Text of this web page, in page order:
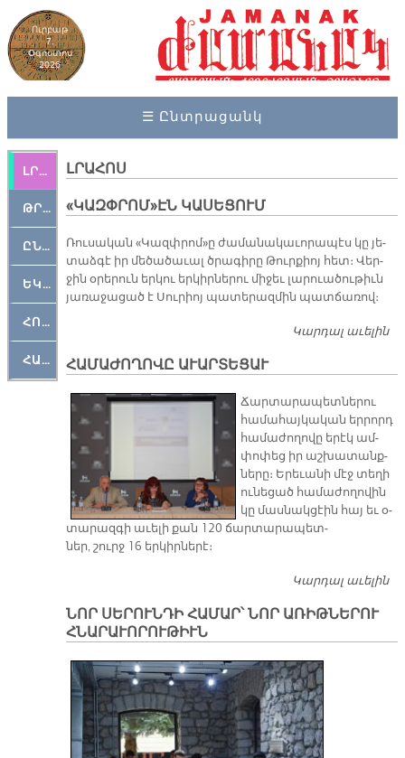
Ուրբաթ
7,
Օգոստոս
2026
☰ Ընտրացանկ
ԼՐԱՀՈՍ
ԹՐՔԱՀԱՅ ԿԵԱՆՔ
ԸՆԿԵՐԱՄՇԱԿՈՒԹԱՅԻՆ
ԵԿԵՂԵՑԱԿԱՆ
ՀՈԳԵՄՏԱՒՈՐ
ՀԱՐԹԱԿ
ԼՐԱՀՈՍ
«ԿԱԶՓՐՈՄ»ԷՆ ԿԱՍԵՑՈՒՄ
Ռու­սա­կան «Կազփ­րոմ»ը ժա­մա­նա­կա­ւո­րա­պէս կը յե­
տաձ­գէ իր մե­ծա­ծա­ւալ ծրա­գի­րը Թուր­քիոյ հետ։ Վեր­
ջին օ­րե­րուն եր­կու եր­կիր­նե­րու մի­ջեւ լա­րուա­ծու­թիւն
յա­ռա­ջա­ցած է Սու­րիոյ պա­տե­րազ­մին պատ­ճա­ռով։
Կարդալ աւելին
ՀԱՄԱԺՈՂՈՎԸ ԱՒԱՐՏԵՑԱՒ
Ճար­տա­րա­պետ­նե­րու
հա­մա­հայ­կա­կան եր­րորդ
հա­մա­ժո­ղո­վը ե­րէկ ամ­
փո­փեց իր աշ­խա­տանք­
նե­րը։ Ե­րե­ւա­նի մէջ տե­ղի
ու­նե­ցած հա­մա­ժո­ղո­վին
կը մաս­նակ­ցէին հայ եւ օ­
տա­րազ­գի ա­ւե­լի քան 120 ճար­տա­րա­պետ­
ներ, շուրջ 16 եր­կիր­նե­րէ։
Կարդալ աւելին
ՆՈՐ ՍԵՐՈՒՆԴԻ ՀԱՄԱՐ՝ ՆՈՐ ԱՌԻԹՆԵՐՈՒ
ՀՆԱՐԱՒՈՐՈՒԹԻՒՆ